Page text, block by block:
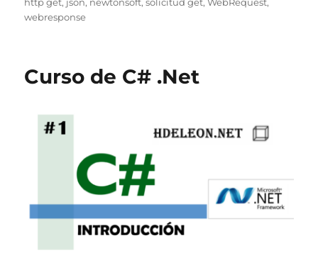
webresponse
Curso de C# .Net